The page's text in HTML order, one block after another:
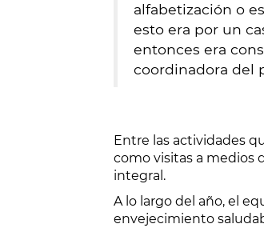
alfabetización o
esto era por un
entonces era
coordinadora del
Entre las actividades
como visitas a medios
integral.
A lo largo del año, el
envejecimiento